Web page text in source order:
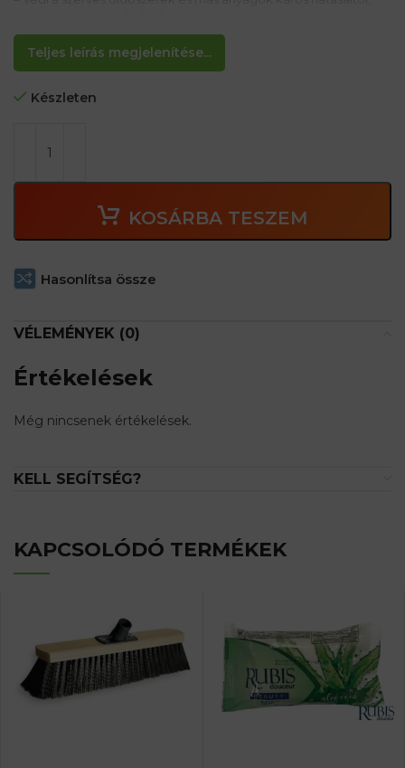
Teljes leírás megjelenítése...
– Parfumed
– térfogat: 100 ml
Készleten
KOSÁRBA TESZEM
Hasonlítsa össze
VÉLEMÉNYEK (0)
Értékelések
Még nincsenek értékelések.
KELL SEGÍTSÉG?
KAPCSOLÓDÓ TERMÉKEK